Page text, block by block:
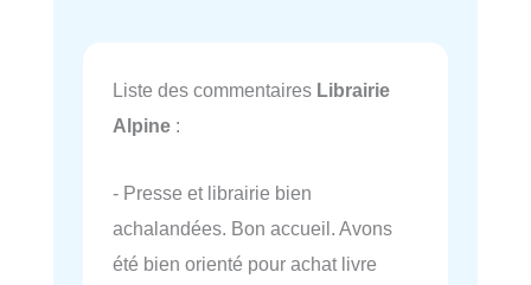
Liste des commentaires Librairie
Alpine :
- Presse et librairie bien
achalandées. Bon accueil. Avons
été bien orienté pour achat livre